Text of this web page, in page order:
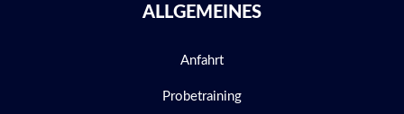
ALLGEMEINES
Anfahrt
Probetraining